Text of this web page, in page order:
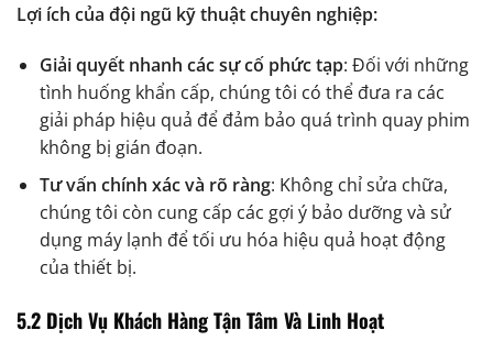
Lợi ích của đội ngũ kỹ thuật chuyên nghiệp:
Giải quyết nhanh các sự cố phức tạp: Đối với những
tình huống khẩn cấp, chúng tôi có thể đưa ra các
giải pháp hiệu quả để đảm bảo quá trình quay phim
không bị gián đoạn.
Tư vấn chính xác và rõ ràng: Không chỉ sửa chữa,
chúng tôi còn cung cấp các gợi ý bảo dưỡng và sử
dụng máy lạnh để tối ưu hóa hiệu quả hoạt động
của thiết bị.
5.2 Dịch Vụ Khách Hàng Tận Tâm Và Linh Hoạt